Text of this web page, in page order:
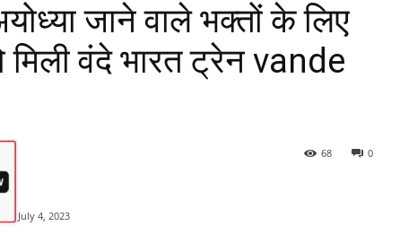
जाने वाले भक्तों के लिए
वंदे भारत ट्रेन vande
July 4, 2023
0
68